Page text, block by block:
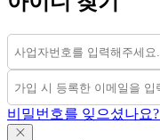
비밀번호를 잊으셨나요?